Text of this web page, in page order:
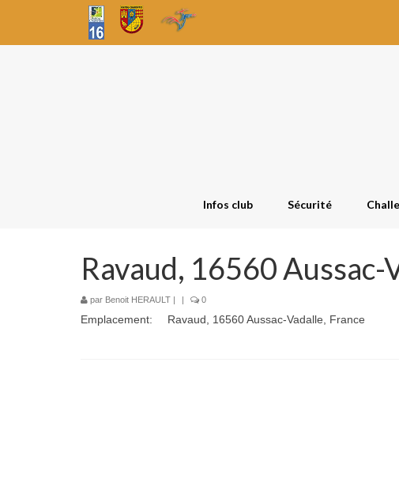
Infos club Sécurité
Ravaud, 16560 Aussac-
par Benoit HERAULT | | 0
Emplacement: Ravaud, 16560 Aussac-Vadalle, France